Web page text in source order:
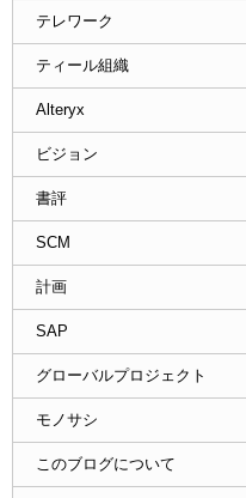
テレワーク
ティール組織
Alteryx
ビジョン
書評
SCM
計画
SAP
グローバルプロジェクト
モノサシ
このブログについて